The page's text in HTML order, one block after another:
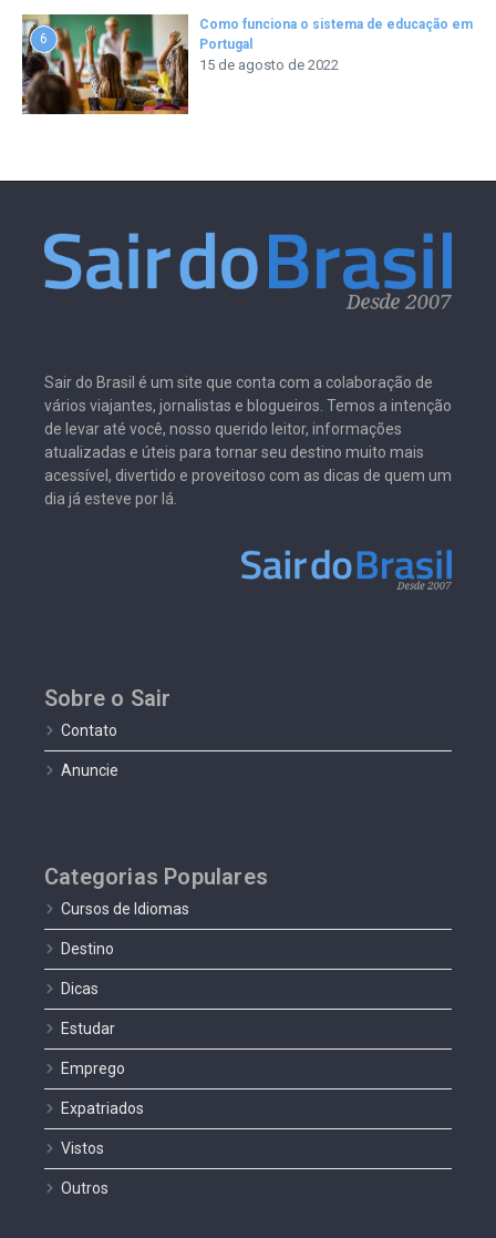
6
Como funciona o sistema de educação em
Portugal
15 de agosto de 2022
Sair do Brasil é um site que conta com a colaboração de
vários viajantes, jornalistas e blogueiros. Temos a intenção
de levar até você, nosso querido leitor, informações
atualizadas e úteis para tornar seu destino muito mais
acessível, divertido e proveitoso com as dicas de quem um
dia já esteve por lá.
Sobre o Sair
Contato
Anuncie
Categorias Populares
Cursos de Idiomas
Destino
Dicas
Estudar
Emprego
Expatriados
Vistos
Outros